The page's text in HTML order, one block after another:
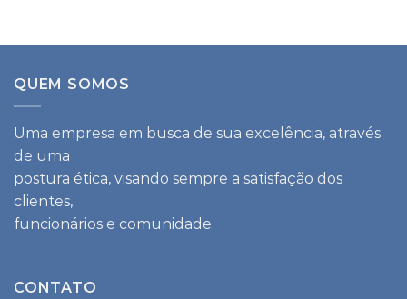
QUEM SOMOS
Uma empresa em busca de sua excelência, através
de uma
postura ética, visando sempre a satisfação dos
clientes,
funcionários e comunidade.
CONTATO